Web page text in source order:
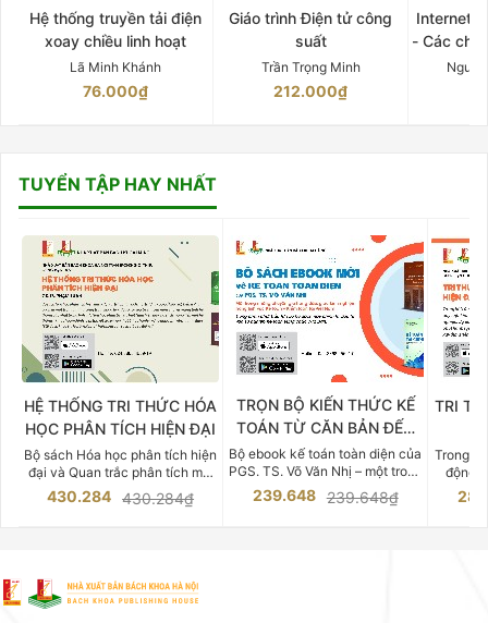
Hệ thống truyền tải điện
xoay chiều linh hoạt
Lã Minh Khánh
76.000₫
Giáo trình Điện tử công
suất
Trần Trọng Minh
212.000₫
Internet
- Các
TUYỂN TẬP HAY NHẤT
HỆ THỐNG TRI THỨC HÓA
HỌC PHÂN TÍCH HIỆN ĐẠI
Bộ sách Hóa học phân tích hiện
đại và Quan trắc phân tích môi
trường của Cố Giáo sư, Tiến sĩ
Phạm Luận là một trong những
vực Hóa học phân tích tại Việt
Nam hiện nay. Bộ sách mang
đến một hệ thống tri thức hoàn
430.284 430.284₫
TRỌN BỘ KIẾN THỨC KẾ
TOÁN TỪ CĂN BẢN ĐẾN
CHUYÊN SÂU
Bộ ebook kế toán toàn diện của
PGS. TS. Võ Văn Nhị – một trong
những chuyên gia hàng đầu,
giàu kinh nghiệm trong lĩnh vực
239.648 239.648₫
TRI
Trong
động
việc
tế và